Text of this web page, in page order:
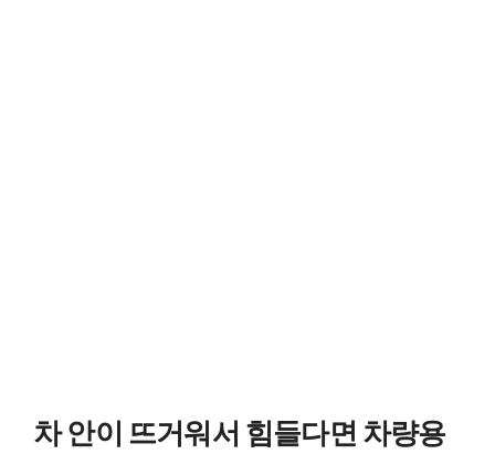
차 안이 뜨거워서 힘들다면 차량용